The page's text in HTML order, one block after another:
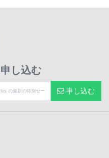
申し込む
申し込む